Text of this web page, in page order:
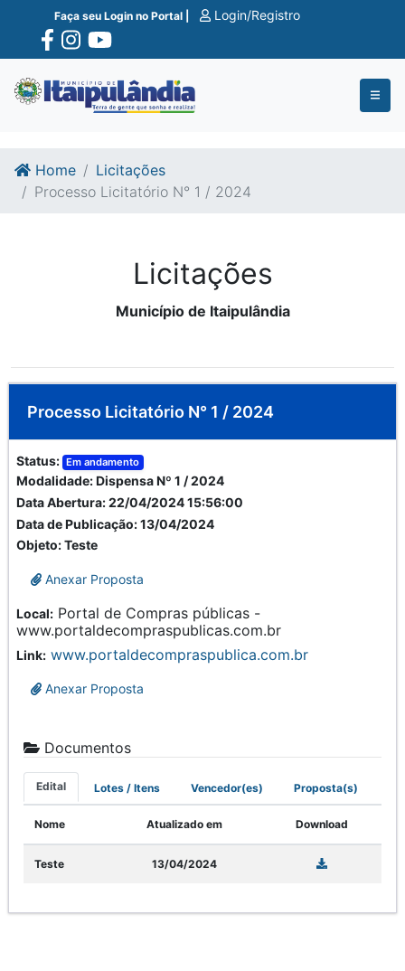
Ir para o conte�do
Ir para o fim do conte�do
Faça seu Login no Portal | Login/Registro
Home
Licitações
Processo Licitatório N° 1 / 2024
Licitações
Município de Itaipulândia
Processo Licitatório N° 1 / 2024
Status: Em andamento
Modalidade:Dispensa Nº 1 / 2024
Data Abertura:22/04/2024 15:56:00
Data de Publicação:13/04/2024
Objeto:Teste
Anexar Proposta
Local: Portal de Compras públicas -
www.portaldecompraspublicas.com.br
Link: www.portaldecompraspublica.com.br
Anexar Proposta
Documentos
Edital Lotes / Itens Vencedor(es) Proposta(s)
Nome Atualizado em Download
Teste 13/04/2024